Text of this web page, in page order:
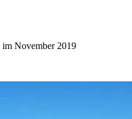
November 2019